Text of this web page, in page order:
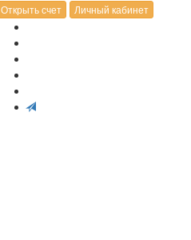
Открыть счет Личный кабинет